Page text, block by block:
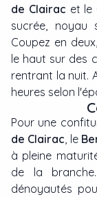
de Clairac et le
sucrée, noyau
Coupez en
le haut sur des
rentrant la nuit.
heures selon
Pour une
de Clairac , le
à pleine
de la
dénoyautés